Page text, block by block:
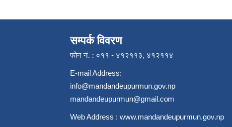
सम्पर्क विवरण
फोन नं. : ०११ - ४१२११३, ४१२११४
E-mail Address:
info@mandandeupurmun.gov.np
mandandeupurmun@gmail.com
Web Address : www.mandandeupurmun.gov.np